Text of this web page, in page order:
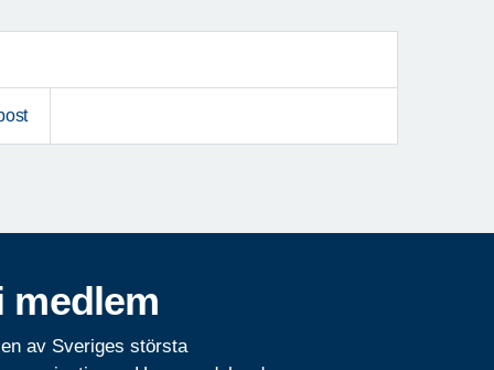
medlem
av Sveriges största